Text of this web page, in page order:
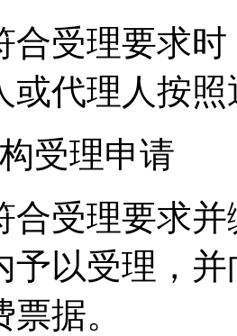
合受理要求
或代理人按
受理申请
合受理要求
予以受理，
据。